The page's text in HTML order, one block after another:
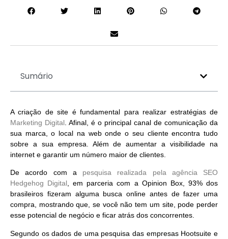
Sumário
A criação de site é fundamental para realizar estratégias de
Marketing Digital . Afinal, é o principal canal de comunicação da
sua marca, o local na web onde o seu cliente encontra tudo
sobre a sua empresa. Além de aumentar a visibilidade na
internet e garantir um número maior de clientes.
De acordo com a pesquisa realizada pela agência SEO
Hedgehog Digital, em parceria com a Opinion Box, 93% dos
brasileiros fizeram alguma busca online antes de fazer uma
compra, mostrando que, se você não tem um site, pode perder
esse potencial de negócio e ficar atrás dos concorrentes.
Segundo os dados de uma pesquisa das empresas Hootsuite e